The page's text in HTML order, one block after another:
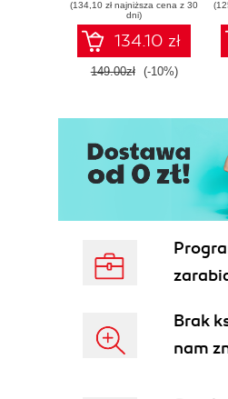
threat response -
Fourth Edition
(134,10 zł najniższa cena z 30
dni)
134.10 zł
149.00zł (-10%)
Brak
nam